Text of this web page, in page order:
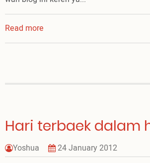
Read more
gabung
Hari terbaek dalam
Yoshua
24 January 2012